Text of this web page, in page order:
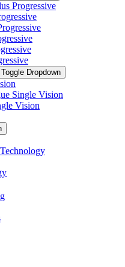
Progressive
Toggle Dropdown
Single Vision
Vision